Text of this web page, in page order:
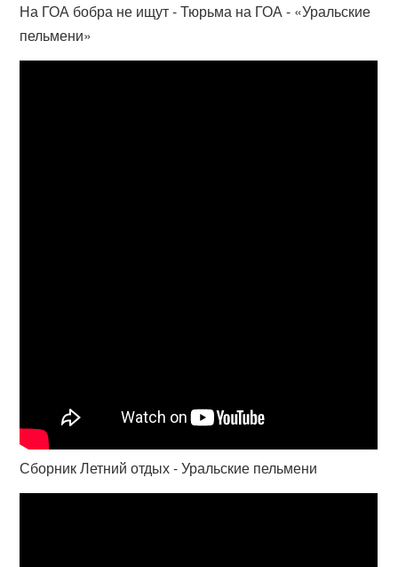
На ГОА бобра не ищут - Тюрьма на ГОА - «Уральские
пельмени»
Сборник Летний отдых - Уральские пельмени